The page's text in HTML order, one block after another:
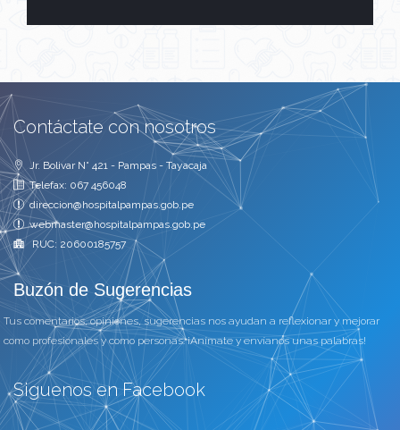
Contáctate con nosotros
Jr. Bolivar N° 421 - Pampas - Tayacaja
Telefax: 067 456048
direccion@hospitalpampas.gob.pe
webmaster@hospitalpampas.gob.pe
RUC: 20600185757
Buzón de Sugerencias
Tus comentarios, opiniones, sugerencias nos ayudan a reflexionar y mejorar
como profesionales y como personas. ¡Anímate y envíanos unas palabras!
Siguenos en Facebook